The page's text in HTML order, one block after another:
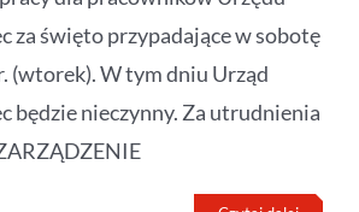
za święto przypadające w sobotę
(wtorek). W tym dniu Urząd
będzie nieczynny. Za utrudnienia